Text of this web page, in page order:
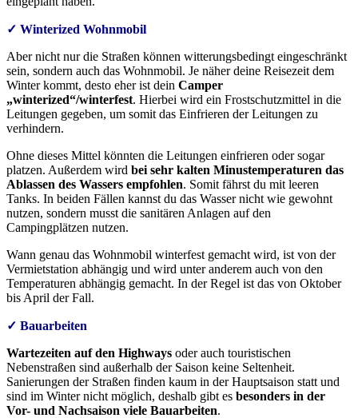
✓ Winterized Wohnmobil
Aber nicht nur die Straßen können witterungsbedingt eingeschränkt
sein, sondern auch das Wohnmobil. Je näher deine Reisezeit dem
Winter kommt, desto eher ist dein Camper
„winterized“/winterfest. Hierbei wird ein Frostschutzmittel in die
Leitungen gegeben, um somit das Einfrieren der Leitungen zu
verhindern.
Ohne dieses Mittel könnten die Leitungen einfrieren oder sogar
platzen. Außerdem wird bei sehr kalten Minustemperaturen das
Ablassen des Wassers empfohlen. Somit fährst du mit leeren
Tanks. In beiden Fällen kannst du das Wasser nicht wie gewohnt
nutzen, sondern musst die sanitären Anlagen auf den
Campingplätzen nutzen.
Wann genau das Wohnmobil winterfest gemacht wird, ist von der
Vermietstation abhängig und wird unter anderem auch von den
Temperaturen abhängig gemacht. In der Regel ist das von Oktober
bis April der Fall.
✓ Bauarbeiten
Wartezeiten auf den Highways oder auch touristischen
Nebenstraßen sind außerhalb der Saison keine Seltenheit.
Sanierungen der Straßen finden kaum in der Hauptsaison statt und
sind im Winter nicht möglich, deshalb gibt es besonders in der
Vor- und Nachsaison viele Bauarbeiten.